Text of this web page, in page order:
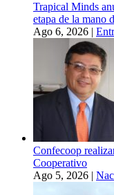
Trapical Minds
etapa de la mano
Ago 6, 2026 |
Confecoop
Cooperativo
Ago 5, 2026 |